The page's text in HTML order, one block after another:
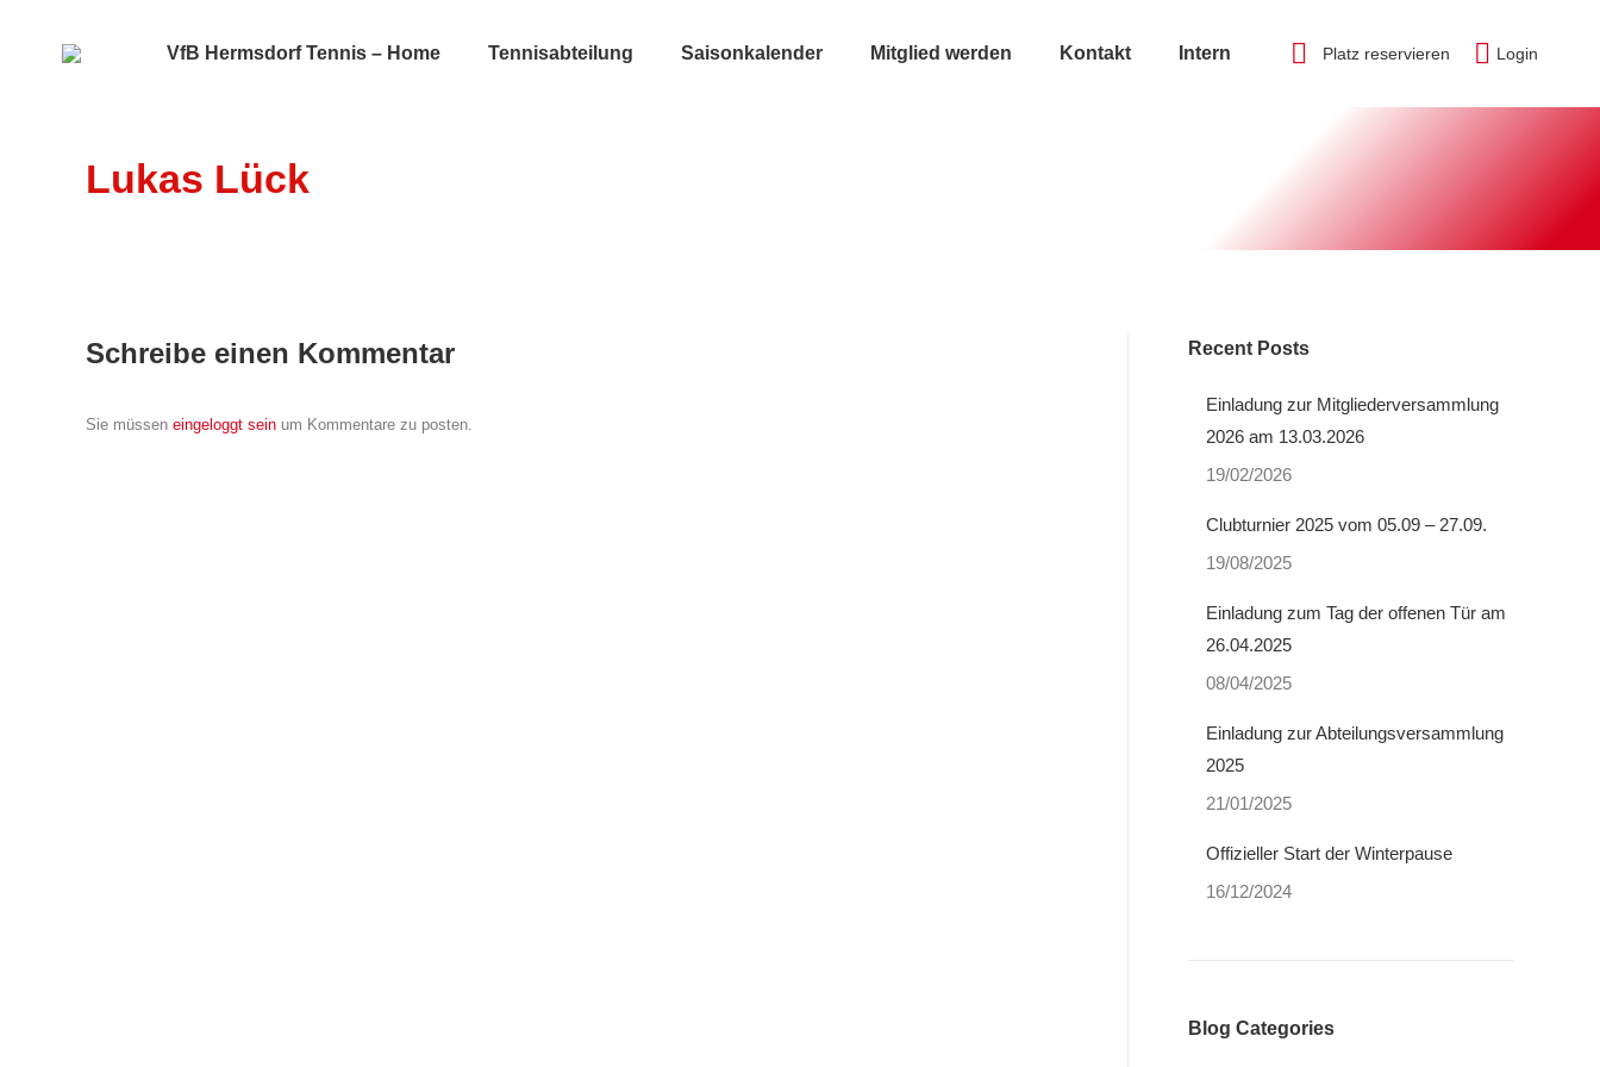
VfB Hermsdorf Tennis – Home Tennisabteilung Saisonkalender Mitglied werden Kontakt Intern Platz reservieren Login
Lukas Lück
Schreibe einen Kommentar
Sie müssen eingeloggt sein um Kommentare zu posten.
Recent Posts
Einladung zur Mitgliederversammlung
2026 am 13.03.2026
19/02/2026
Clubturnier 2025 vom 05.09 – 27.09.
19/08/2025
Einladung zum Tag der offenen Tür am
26.04.2025
08/04/2025
Einladung zur Abteilungsversammlung
2025
21/01/2025
Offizieller Start der Winterpause
16/12/2024
Blog Categories